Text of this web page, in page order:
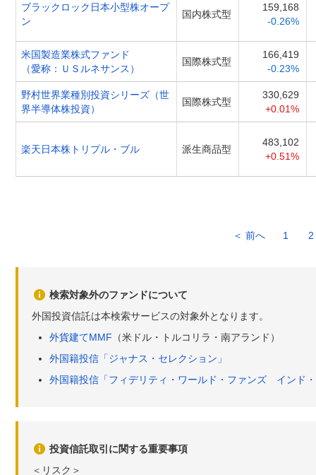
ブラックロック日本小型株オープ
ン
国内株式型
159,168
-0.26%
米国製造業株式ファンド
（愛称：ＵＳルネサンス）
国際株式型
166,419
-0.23%
野村世界業種別投資シリーズ（世
界半導体株投資）
国際株式型
330,629
+0.01%
楽天日本株トリプル・ブル 派生商品型
483,102
+0.51%
＜ 前へ 1 2
検索対象外のファンドについて
外国投資信託は本検索サービスの対象外となります。
外貨建てMMF （米ドル・トルコリラ・南アランド）
外国籍投信「ジャナス・セレクション」
外国籍投信「フィデリティ・ワールド・ファンズ インド
投資信託取引に関する重要事項
＜リスク＞